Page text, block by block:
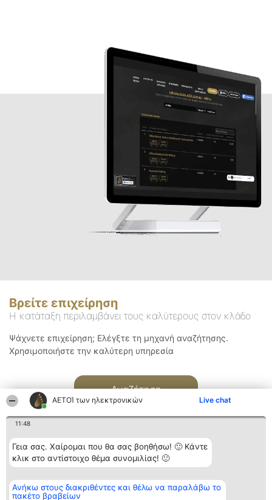
ΑΕΤΟΊ των ηλεκτρονικών Live chat
11:48
Γεια σας. Χαίρομαι που θα σας βοηθήσω! 🙂 Κάντε
κλικ στο αντίστοιχο θέμα συνομιλίας! 🙂
Ανήκω στους διακριθέντες και θέλω να παραλάβω το
πακέτο βραβείων
Βρείτε επιχείρηση
Η κατάταξη περιλαμβάνει τους καλύτερους στον κλάδο
Ψάχνετε επιχείρηση; Ελέγξτε τη μηχανή αναζήτησης.
Χρησιμοποιήστε την καλύτερη υπηρεσία
Αναζήτηση
Διοργανωτής της
κατάταξης
BEAUTIFUL COMPANY
Κατάταξη
Διακριθέντες
Επικοινωνία
Επικοινωνία